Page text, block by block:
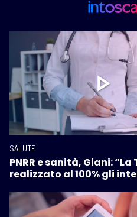
SALUTE
PNRR e sanità, Giani:
realizzato al 100% gli